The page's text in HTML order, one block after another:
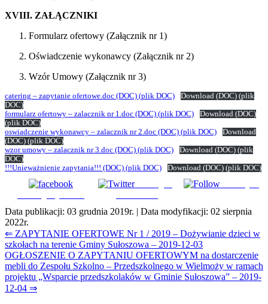
XVIII. ZAŁĄCZNIKI
Formularz ofertowy (Załącznik nr 1)
Oświadczenie wykonawcy (Załącznik nr 2)
Wzór Umowy (Załącznik nr 3)
catering – zapytanie ofertowe.doc (DOC) (plik DOC) Download(DOC)(plik
DOC)
formularz ofertowy – zalacznik nr 1.doc (DOC) (plik DOC) Download(DOC)
(plik DOC)
oswiadczenie wykonawcy – zalacznik nr 2.doc (DOC) (plik DOC)
Download
(DOC) (plik DOC)
wzor umowy – zalacznik nr 3.doc (DOC) (plik DOC) Download(DOC)(plik
DOC)
!!!Unieważnienie zapytania!!! (DOC) (plik DOC) Download(DOC)(plik DOC)
Udostępnij
Subskrybuj
Data publikacji: 03 grudnia 2019r. | Data modyfikacji: 02 sierpnia
2022r.
Nawigacja
wpisu
⇐ ZAPYTANIE OFERTOWE Nr 1 / 2019 – Dożywianie dzieci w
szkołach na terenie Gminy Sułoszowa – 2019-12-03
OGŁOSZENIE O ZAPYTANIU OFERTOWYM na dostarczenie
mebli do Zespołu Szkolno – Przedszkolnego w Wielmoży w ramach
projektu „Wsparcie przedszkolaków w Gminie Sułoszowa” – 2019-
12-04 ⇒